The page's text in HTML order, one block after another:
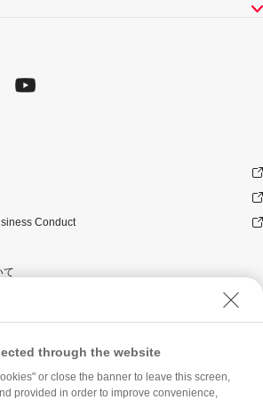
Conduct
て
through the website
or close the banner to leave this screen,
provided in order to improve convenience,